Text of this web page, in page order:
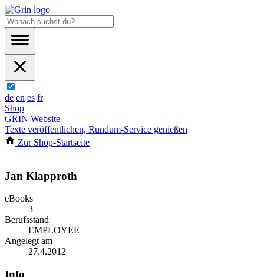
de en es fr
Shop
GRIN Website
Texte veröffentlichen, Rundum-Service genießen
Zur Shop-Startseite
Jan Klapproth
eBooks
3
Berufsstand
EMPLOYEE
Angelegt am
27.4.2012
Info